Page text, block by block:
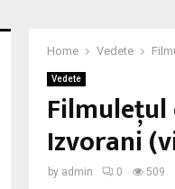
Home Vedete
Vedete
Filmuleţul
Izvorani
by admin 0 509